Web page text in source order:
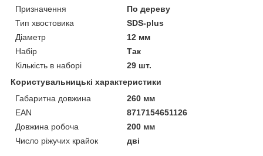
Призначення
По дереву
Тип хвостовика
SDS-plus
Діаметр
12 мм
Набір
Так
Кількість в наборі
29 шт.
Користувальницькі характеристики
Габаритна довжина
260 мм
EAN
8717154651126
Довжина робоча
200 мм
Число ріжучих крайок
дві